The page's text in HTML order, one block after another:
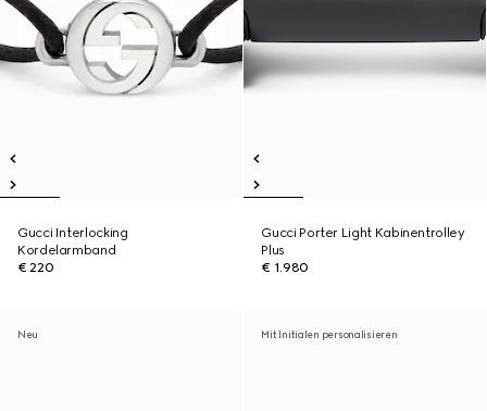
Gucci Interlocking
Kordelarmband
€ 220
Gucci Porter Light Kabinentrolley
Plus
€ 1.980
Neu Mit Initialen personalisieren